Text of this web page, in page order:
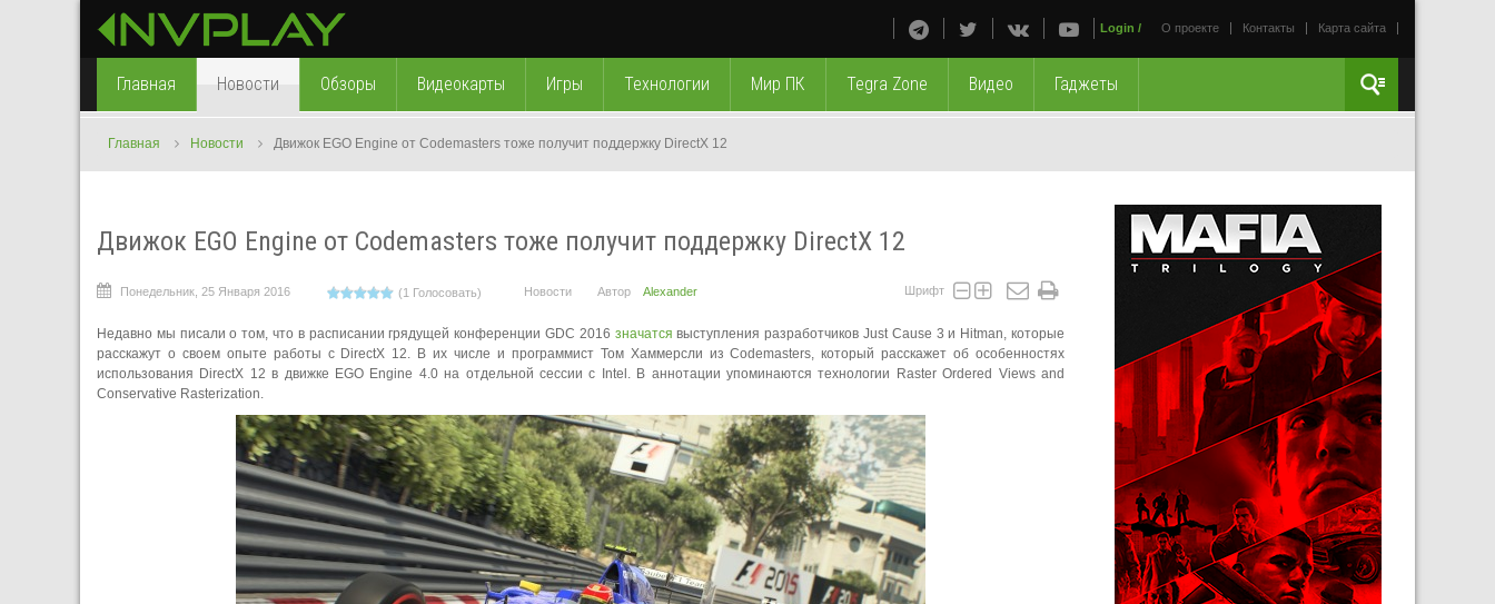
О проекте Контакты Карта сайта
Login /
Главная Новости Обзоры Видеокарты Игры Технологии Мир ПК Tegra Zone Видео Гаджеты
Главная Новости Движок EGO Engine от Codemasters тоже получит поддержку DirectX 12
Движок EGO Engine от Codemasters тоже получит поддержку DirectX 12
Понедельник, 25 Января 2016 (1 Голосовать) Новости Автор Alexander Шрифт
Недавно мы писали о том, что в расписании грядущей конференции GDC 2016 значатся выступления разработчиков Just Cause 3 и Hitman, которые
расскажут о своем опыте работы с DirectX 12. В их числе и программист Том Хаммерсли из Codemasters, который расскажет об особенностях
использования DirectX 12 в движке EGO Engine 4.0 на отдельной сессии с Intel. В аннотации упоминаются технологии Raster Ordered Views and
Conservative Rasterization.